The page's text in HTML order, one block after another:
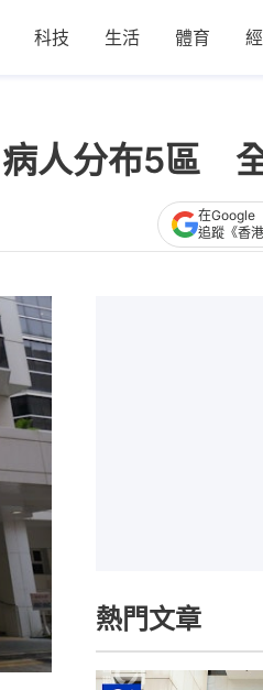
科技 生活 體育 經
人分布5區
在Google
追蹤《香港
熱門文章